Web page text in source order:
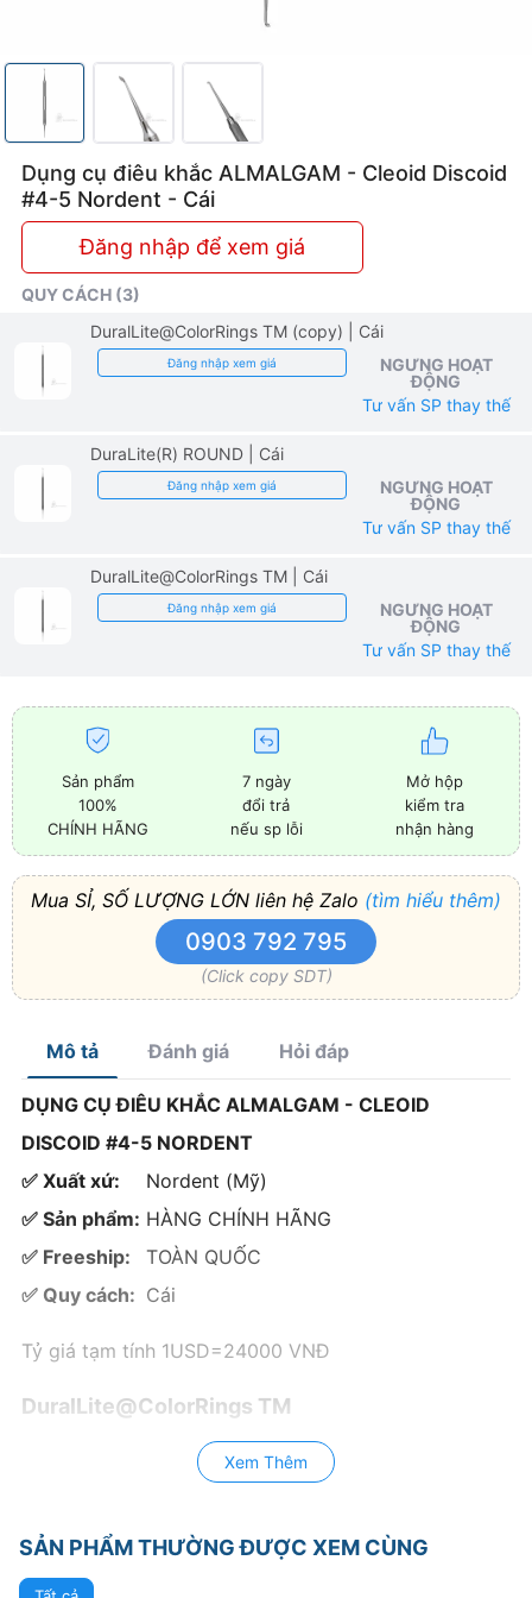
Dụng cụ điêu khắc ALMALGAM - Cleoid Discoid
#4-5 Nordent - Cái
Đăng nhập để xem giá
QUY CÁCH (3)
DuralLite@ColorRings TM (copy)
| Cái
Đăng nhập xem giá
NGƯNG HOẠT
ĐỘNG
Tư vấn SP thay thế
DuraLite(R) ROUND | Cái
Đăng nhập xem giá
NGƯNG HOẠT
ĐỘNG
Tư vấn SP thay thế
DuralLite@ColorRings TM | Cái
Đăng nhập xem giá
NGƯNG HOẠT
ĐỘNG
Tư vấn SP thay thế
Sản phẩm
100%
CHÍNH HÃNG
7 ngày
đổi trả
nếu sp lỗi
Mở hộp
kiểm tra
nhận hàng
Mua SỈ, SỐ LƯỢNG LỚN liên hệ Zalo (tìm hiểu thêm)
0903 792 795
(Click copy SDT)
Mô tả Đánh giá Hỏi đáp
DỤNG CỤ ĐIÊU KHẮC ALMALGAM - CLEOID
DISCOID #4-5 NORDENT
✅ Xuất xứ:
Nordent (Mỹ)
✅ Sản phẩm: HÀNG CHÍNH HÃNG
✅ Freeship:
TOÀN QUỐC
✅ Quy cách: Cái
Tỷ giá tạm tính 1USD=24000 VNĐ
DuralLite@ColorRings TM
DuraLite(R) ROUND
Handles
DURALite®ROUND Diagnostic
Xem Thêm
SẢN PHẨM THƯỜNG ĐƯỢC XEM CÙNG